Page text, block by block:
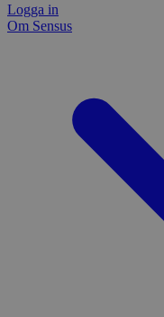
Logga in
Om Sensus